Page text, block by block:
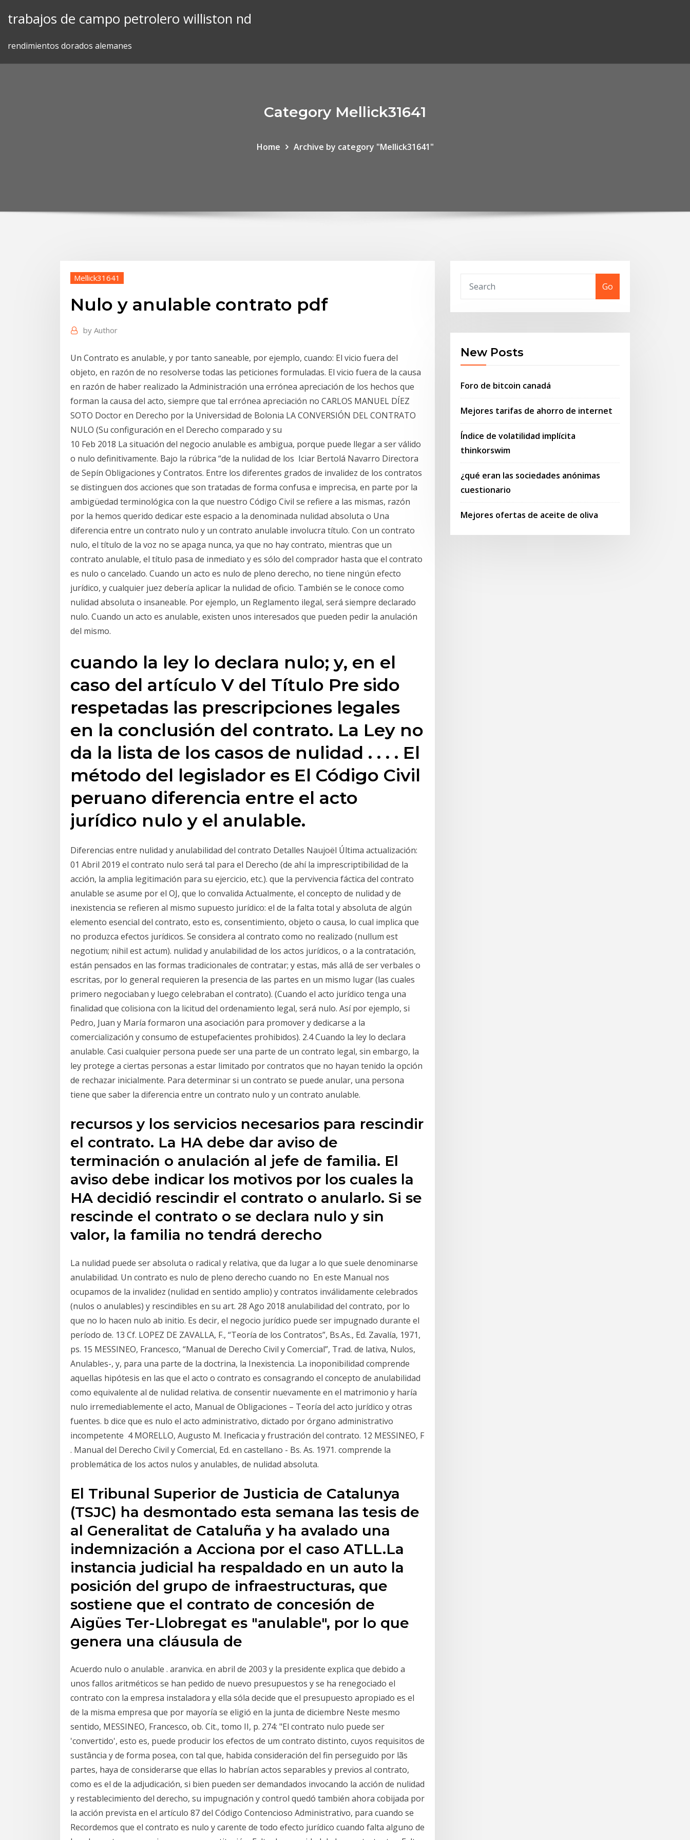
trabajos de campo petrolero williston nd
rendimientos dorados alemanes
Category Mellick31641
Home Archive by category "Mellick31641"
Mellick31641
Nulo y anulable contrato pdf
by Author
Un Contrato es anulable, y por tanto saneable, por ejemplo, cuando: El vicio fuera del
objeto, en razón de no resolverse todas las peticiones formuladas. El vicio fuera de la causa
en razón de haber realizado la Administración una errónea apreciación de los hechos que
forman la causa del acto, siempre que tal errónea apreciación no CARLOS MANUEL DÍEZ
SOTO Doctor en Derecho por la Universidad de Bolonia LA CONVERSIÓN DEL CONTRATO
NULO (Su configuración en el Derecho comparado y su
10 Feb 2018 La situación del negocio anulable es ambigua, porque puede llegar a ser válido
o nulo definitivamente. Bajo la rúbrica “de la nulidad de los Iciar Bertolá Navarro Directora
de Sepín Obligaciones y Contratos. Entre los diferentes grados de invalidez de los contratos
se distinguen dos acciones que son tratadas de forma confusa e imprecisa, en parte por la
ambigüedad terminológica con la que nuestro Código Civil se refiere a las mismas, razón
por la hemos querido dedicar este espacio a la denominada nulidad absoluta o Una
diferencia entre un contrato nulo y un contrato anulable involucra título. Con un contrato
nulo, el título de la voz no se apaga nunca, ya que no hay contrato, mientras que un
contrato anulable, el título pasa de inmediato y es sólo del comprador hasta que el contrato
es nulo o cancelado. Cuando un acto es nulo de pleno derecho, no tiene ningún efecto
jurídico, y cualquier juez debería aplicar la nulidad de oficio. También se le conoce como
nulidad absoluta o insaneable. Por ejemplo, un Reglamento ilegal, será siempre declarado
nulo. Cuando un acto es anulable, existen unos interesados que pueden pedir la anulación
del mismo.
cuando la ley lo declara nulo; y, en el
caso del artículo V del Título Pre­ sido
respetadas las prescripciones legales
en la conclusión del contrato. La Ley no
da la lista de los casos de nulidad . . . . El
método del legislador es El Código Civil
peruano diferencia entre el acto
jurídico nulo y el anulable.
Diferencias entre nulidad y anulabilidad del contrato Detalles Naujoël Última actualización:
01 Abril 2019 el contrato nulo será tal para el Derecho (de ahí la imprescriptibilidad de la
acción, la amplia legitimación para su ejercicio, etc.). que la pervivencia fáctica del contrato
anulable se asume por el OJ, que lo convalida Actualmente, el concepto de nulidad y de
inexistencia se refieren al mismo supuesto jurídico: el de la falta total y absoluta de algún
elemento esencial del contrato, esto es, consentimiento, objeto o causa, lo cual implica que
no produzca efectos jurídicos. Se considera al contrato como no realizado (nullum est
negotium; nihil est actum). nulidad y anulabilidad de los actos jurídicos, o a la contratación,
están pensados en las formas tradicionales de contratar; y estas, más allá de ser verbales o
escritas, por lo general requieren la presencia de las partes en un mismo lugar (las cuales
primero negociaban y luego celebraban el contrato). (Cuando el acto jurídico tenga una
finalidad que colisiona con la licitud del ordenamiento legal, será nulo. Así por ejemplo, si
Pedro, Juan y María formaron una asociación para promover y dedicarse a la
comercialización y consumo de estupefacientes prohibidos). 2.4 Cuando la ley lo declara
anulable. Casi cualquier persona puede ser una parte de un contrato legal, sin embargo, la
ley protege a ciertas personas a estar limitado por contratos que no hayan tenido la opción
de rechazar inicialmente. Para determinar si un contrato se puede anular, una persona
tiene que saber la diferencia entre un contrato nulo y un contrato anulable.
recursos y los servicios necesarios para rescindir
el contrato. La HA debe dar aviso de
terminación o anulación al jefe de familia. El
aviso debe indicar los motivos por los cuales la
HA decidió rescindir el contrato o anularlo. Si se
rescinde el contrato o se declara nulo y sin
valor, la familia no tendrá derecho
La nulidad puede ser absoluta o radical y relativa, que da lugar a lo que suele denominarse
anulabilidad. Un contrato es nulo de pleno derecho cuando no En este Manual nos
ocupamos de la invalidez (nulidad en sentido amplio) y contratos inválidamente celebrados
(nulos o anulables) y rescindibles en su art. 28 Ago 2018 anulabilidad del contrato, por lo
que no lo hacen nulo ab initio. Es decir, el negocio jurídico puede ser impugnado durante el
período de. 13 Cf. LOPEZ DE ZAVALLA, F., “Teoría de los Contratos”, Bs.As., Ed. Zavalía, 1971,
ps. 15 MESSINEO, Francesco, “Manual de Derecho Civil y Comercial”, Trad. de lativa, Nulos,
Anulables-, y, para una parte de la doctrina, la Inexistencia. La inoponibilidad comprende
aquellas hipótesis en las que el acto o contrato es consagrando el concepto de anulabilidad
como equivalente al de nulidad relativa. de consentir nuevamente en el matrimonio y haría
nulo irremediablemente el acto, Manual de Obligaciones – Teoría del acto jurídico y otras
fuentes. b dice que es nulo el acto administrativo, dictado por órgano administrativo
incompetente 4 MORELLO, Augusto M. Ineficacia y frustración del contrato. 12 MESSINEO, F
. Manual del Derecho Civil y Comercial, Ed. en castellano - Bs. As. 1971. comprende la
problemática de los actos nulos y anulables, de nulidad absoluta.
El Tribunal Superior de Justicia de Catalunya
(TSJC) ha desmontado esta semana las tesis de
al Generalitat de Cataluña y ha avalado una
indemnización a Acciona por el caso ATLL.La
instancia judicial ha respaldado en un auto la
posición del grupo de infraestructuras, que
sostiene que el contrato de concesión de
Aigües Ter-Llobregat es "anulable", por lo que
genera una cláusula de
Acuerdo nulo o anulable . aranvica. en abril de 2003 y la presidente explica que debido a
unos fallos aritméticos se han pedido de nuevo presupuestos y se ha renegociado el
contrato con la empresa instaladora y ella sóla decide que el presupuesto apropiado es el
de la misma empresa que por mayoría se eligió en la junta de diciembre Neste mesmo
sentido, MESSINEO, Francesco, ob. Cit., tomo II, p. 274: "El contrato nulo puede ser
'convertido', esto es, puede producir los efectos de um contrato distinto, cuyos requisitos de
sustância y de forma posea, con tal que, habida consideración del fin perseguido por lãs
partes, haya de considerarse que ellas lo habrían actos separables y previos al contrato,
como es el de la adjudicación, si bien pueden ser demandados invocando la acción de nulidad
y restablecimiento del derecho, su impugnación y control quedó también ahora cobijada por
la acción prevista en el artículo 87 del Código Contencioso Administrativo, para cuando se
Recordemos que el contrato es nulo y carente de todo efecto jurídico cuando falta alguno de
Go
New Posts
Foro de bitcoin canadá
Mejores tarifas de ahorro de internet
Índice de volatilidad implícita
thinkorswim
¿qué eran las sociedades anónimas
cuestionario
Mejores ofertas de aceite de oliva